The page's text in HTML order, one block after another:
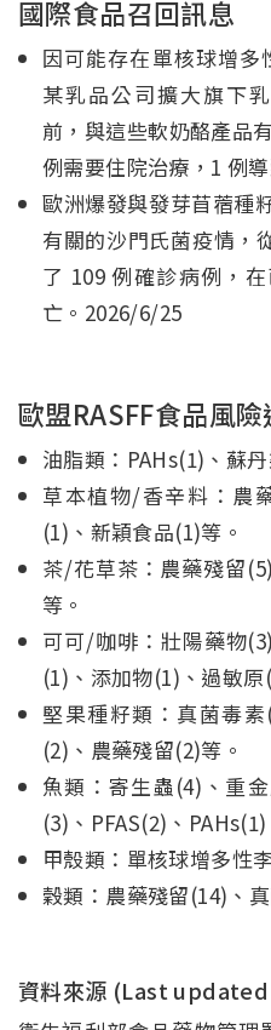
國際食品召回訊息
因可能存在單核球增
某乳品公司擴大旗下
前，與這些軟奶酪產品
例需要住院治療，1 例
歐洲爆發與發芽苜蓿
有關的沙門氏菌疫情，
了 109 例確診病例，
亡。2026/6/25
歐盟RASFF食品風
油脂類：PAHs(1)、蘇
草本植物/香辛料：農
(1)、新穎食品(1)等。
茶/花草茶：農藥殘留
等。
可可/咖啡：壯陽藥物
(1)、添加物(1)、過敏原
堅果種籽類：真菌毒
(2)、農藥殘留(2)等。
魚類：寄生蟲(4)、重
(3)、PFAS(2)、
甲殼類：單核球增多性
穀類：農藥殘留(14)、
資料來源 (Last